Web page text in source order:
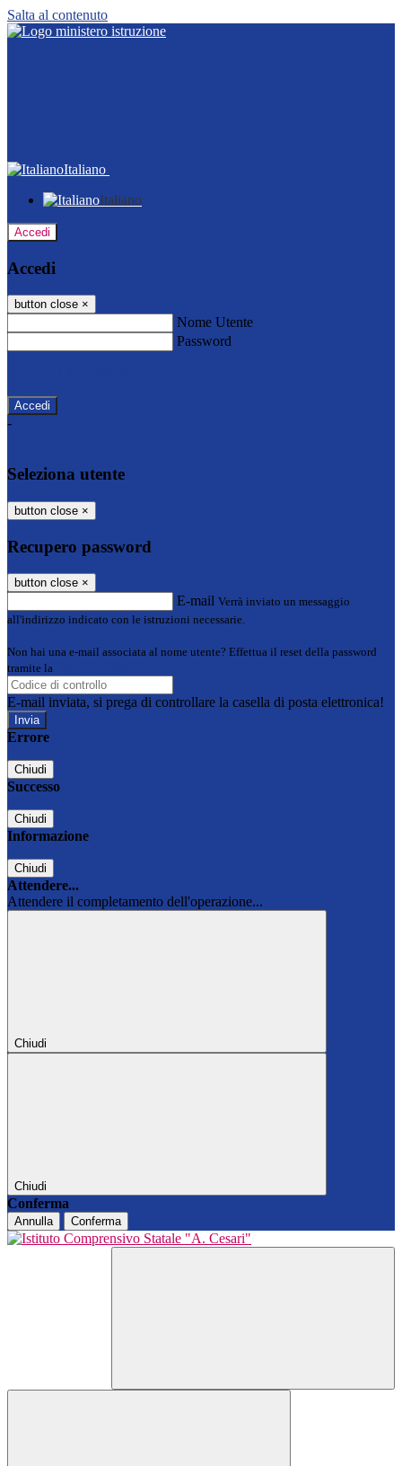
Salta al contenuto
Italiano
Italiano
Accedi
Accedi
button close ×
Nome Utente
Password
-
Seleziona utente
button close ×
Recupero password
button close ×
E-mail Verrà inviato un messaggio
all'indirizzo indicato con le istruzioni necessarie.
Non hai una e-mail associata al nome utente? Effettua il reset della password
tramite la
E-mail inviata, si prega di controllare la casella di posta elettronica!
Errore
Chiudi
Successo
Chiudi
Informazione
Chiudi
Attendere...
Attendere il completamento dell'operazione...
Chiudi
Chiudi
Conferma
Annulla Conferma